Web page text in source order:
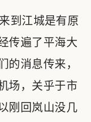
到江城是有原
传遍了平海大
的消息传来，
场，关乎于市
刚回岚山没几